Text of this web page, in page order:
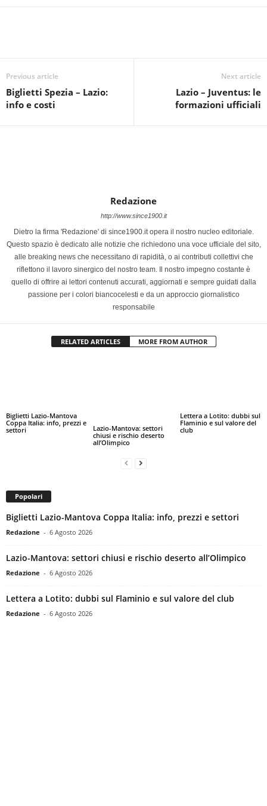
Previous article
Biglietti Spezia – Lazio:
info e costi
Next article
Lazio – Juventus: le
formazioni ufficiali
Redazione
http://www.since1900.it
Dietro la firma 'Redazione' di since1900.it opera il nostro nucleo editoriale.
Questo spazio è dedicato alle notizie che richiedono una voce ufficiale del sito,
alle breaking news che necessitano di rapidità, o ai contributi collettivi che
riflettono il lavoro sinergico del nostro team. Il nostro impegno costante è
quello di offrire ai lettori contenuti accurati, aggiornati e sempre guidati dalla
passione per i colori biancocelesti e da un approccio giornalistico
responsabile
RELATED ARTICLES MORE FROM AUTHOR
Biglietti Lazio-Mantova
Coppa Italia: info, prezzi e
settori
Lazio-Mantova: settori
chiusi e rischio deserto
all’Olimpico
Lettera a Lotito: dubbi sul
Flaminio e sul valore del
club
Popolari
Biglietti Lazio-Mantova Coppa Italia: info, prezzi e settori
Redazione - 6 Agosto 2026
Lazio-Mantova: settori chiusi e rischio deserto all’Olimpico
Redazione - 6 Agosto 2026
Lettera a Lotito: dubbi sul Flaminio e sul valore del club
Redazione - 6 Agosto 2026